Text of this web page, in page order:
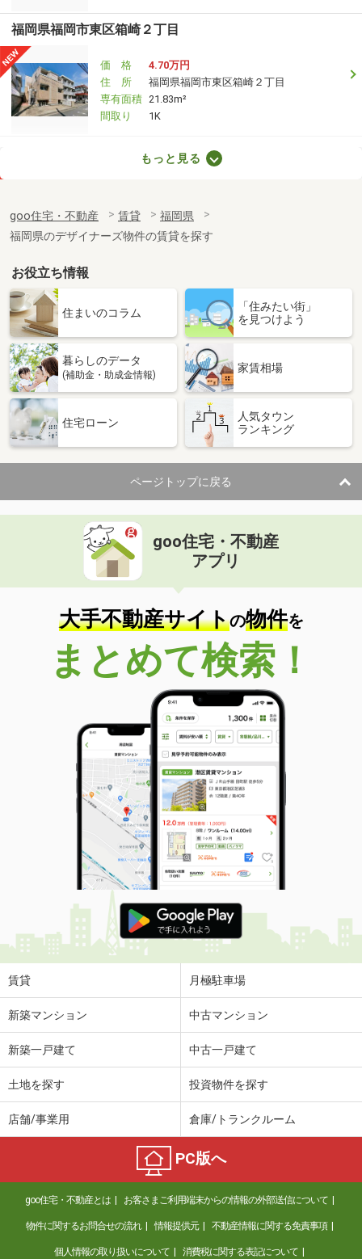
福岡県福岡市東区箱崎２丁目
価 格
4.70万円
住 所
福岡県福岡市東区箱崎２丁目
専有面積 21.83m²
間取り
1K
福岡県北九州市八幡西区大字本城
専有面積
79.3m²
間取り
3LDK
福岡県福岡市早良区祖原
価 格
13.80万円
福岡県福岡市早良区祖原
専有面積 48.95m²
間取り
福岡県福岡市博多区博多駅南２丁目
住 所
福岡県福岡市博多区博多駅南２丁目
専有面積 24m²
間取り
1K
福岡県福岡市中央区大名２丁目
価 格
13.20万円
住 所
福岡県福岡市中央区大名２丁目
専有面積 42.8m²
間取り
1LDK
福岡県久留米市津福本町
価 格
5.75万円
福岡県久留米市津福本町
45.39m²
間取り
1LDK
福岡県福岡市南区玉川町
価 格
8.20万円
住 所
福岡県福岡市南区玉川町
専有面積 33.88m²
間取り
1LDK
福岡県福岡市中央区大手門２丁目
価 格
7.20万円
住 所
福岡県福岡市中央区大手門２丁目
専有面積
ワンルーム
福岡県福岡市早良区小田部２丁目
13.30万円
福岡県北九州市八幡西区東浜町
6.45万円
住 所
福岡県北九州市八幡西区東浜町
専有面積 30.29m²
間取り
1LDK
福岡県北九州市八幡西区町上津役西１丁目
もっと見る
goo住宅・不動産 賃貸
福岡県
福岡県のデザイナーズ物件の賃貸を探す
お役立ち情報
住まいのコラム
「住みたい街」
を見つけよう
暮らしのデータ
(補助金・助成金情報)
家賃相場
住宅ローン
人気タウン
ランキング
ページトップに戻る
goo住宅・不動産
アプリ
大手不動産サイトの物件を
まとめて検索！
賃貸 月極駐車場
新築マンション 中古マンション
新築一戸建て 中古一戸建て
土地を探す 投資物件を探す
店舗/事業用 倉庫/トランクルーム
PC版へ
goo住宅・不動産とは お客さまご利用端末からの情報の外部送信について
物件に関するお問合せの流れ 情報提供元 不動産情報に関する免責事項
個人情報の取り扱いについて 消費税に関する表記について